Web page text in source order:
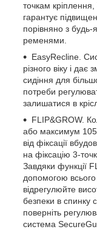
точкам
гарантує
порівняно з будь-
ременями.
EasyRecline.
різного віку і
сидіння для
потреби
залишатися в
FLIP&GROW.
або максимум 105
від фіксації
на фіксацію 3-
Завдяки функції
допомогою всього
відрегулюйте
безпеки в спинку
поверніть
система